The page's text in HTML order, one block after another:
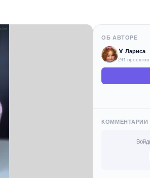
ОБ АВТОРЕ
🏅 Лариса
241 проектов
КОММЕНТАРИИ